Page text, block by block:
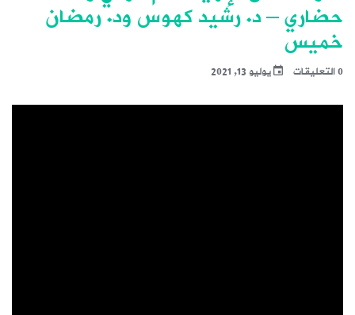
حضاري – د. رشيد كهوس ود. رمضان
خميس
0 التعليقات يوليو 13, 2021